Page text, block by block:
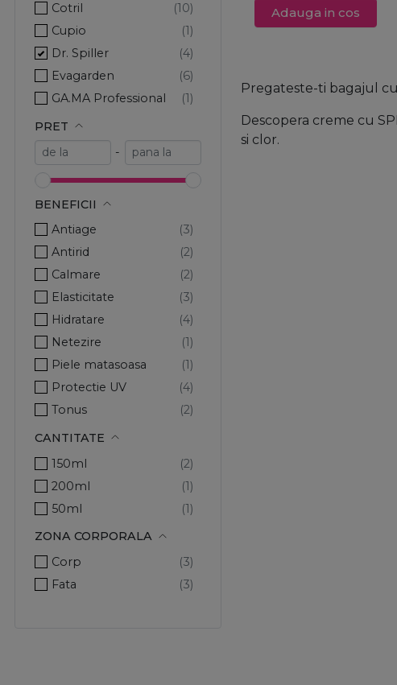
Cotril
Cupio
Dr. Spiller
Evagarden
GA.MA Professional
Kiepe Professional
Lakme
Macon Meerescosmetic
Nika
Skinderma
Solanie
PRET
-
BENEFICII
Antiage
Antirid
Calmare
Elasticitate
Hidratare
Netezire
Piele matasoasa
Protectie UV
Tonus
CANTITATE
150ml
200ml
50ml
ZONA CORPORALA
Corp
Fata
Adauga in cos
Pregateste-ti bagajul
Descopera creme cu
si clor.